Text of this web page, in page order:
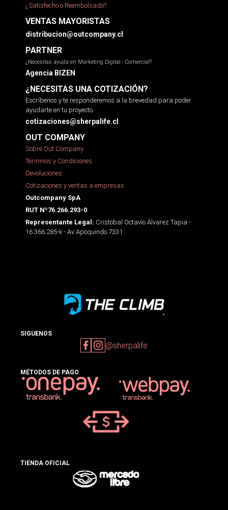
¿Satisfecho o Reembolsado?
VENTAS MAYORISTAS
distribucion@outcompany.cl
PARTNER
¿Necesitas ayuda en Marketing Digital - Comercial?
Agencia BIZEN
¿NECESITAS UNA COTIZACIÓN?
Escríbenos y te responderemos a la brevedad para poder
ayudarte en tu proyecto.
cotizaciones@sherpalife.cl
OUT COMPANY
Sobre Out Company
Términos y Condiciones
Devoluciones
Cotizaciones y ventas a empresas
Outcompany SpA
RUT Nº76.266.293-0
Representante Legal: Cristobal Octavio Alvarez Tapia -
16.366.285-k - Av Apoquindo 7331
SIGUENOS
@sherpalife
MÉTODOS DE PAGO
TIENDA OFICIAL